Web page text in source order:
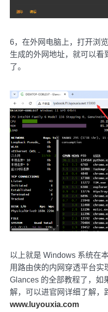
6，在外网电脑上，打开浏
生成的外网地址，就可以看
了。
以上就是 Windows 系统在
用路由侠的内网穿透平台实
Glances 的全部教程了，如
解，可以进官网详细了解，
www.luyouxia.com